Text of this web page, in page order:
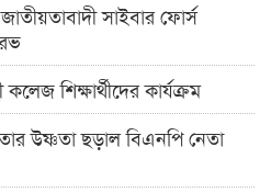
সাইবার ফোর্স
শিক্ষার্থীদের কার্যক্রম
উষ্ণতা ছড়াল বিএনপি নেতা